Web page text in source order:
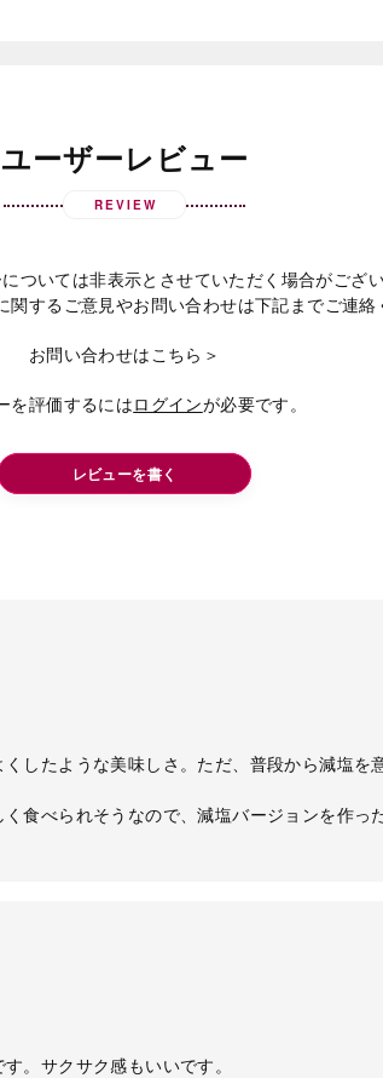
ユーザーレビュー
REVIEW
ついては非表示とさせていただく場合がござ
関するご意見やお問い合わせは下記までご連絡
お問い合わせはこちら＞
を評価するにはログインが必要です。
レビューを書く
したような美味しさ。ただ、普段から減塩を
食べられそうなので、減塩バージョンを作っ
。サクサク感もいいです。